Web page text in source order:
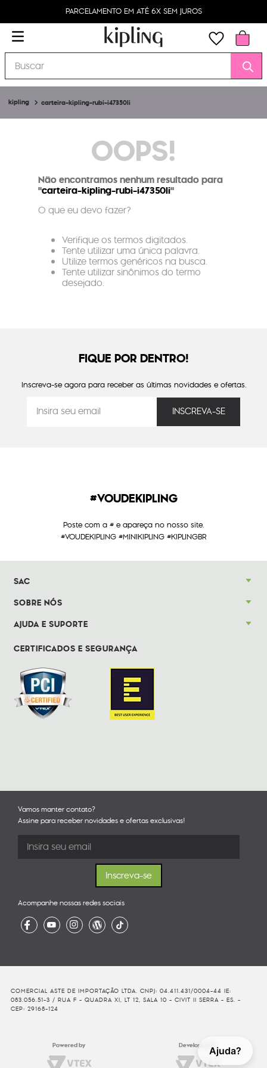
Ajuda?
PARCELAMENTO EM ATÉ 6X SEM JUROS
Buscar
carteira-kipling-rubi-i47350li
OOPS!
Não encontramos nenhum resultado para
"carteira-kipling-rubi-i47350li"
O que eu devo fazer?
Verifique os termos digitados.
Tente utilizar uma única palavra.
Utilize termos genéricos na busca.
Tente utilizar sinônimos do termo
desejado.
FIQUE POR DENTRO!
Inscreva-se agora para receber as últimas novidades e ofertas.
#VOUDEKIPLING
Poste com a # e apareça no nosso site.
#VOUDEKIPLING #MINIKIPLING #KIPLINGBR
SAC
SOBRE NÓS
AJUDA E SUPORTE
CERTIFICADOS E SEGURANÇA
Vamos manter contato?
Assine para receber novidades e ofertas exclusivas!
Acompanhe nossas redes sociais
COMERCIAL ASTE DE IMPORTAÇÃO LTDA. CNPJ: 04.411.431/0004-44 IE:
083.056.51-3 / RUA F - QUADRA XI, LT 12, SALA 10 - CIVIT II SERRA - ES. -
CEP: 29168-124
Powered by Developed By